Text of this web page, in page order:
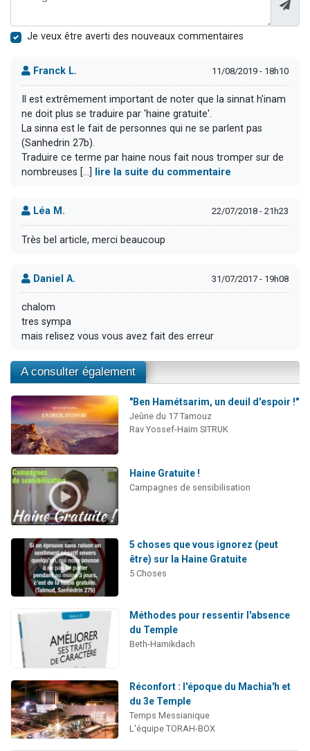
Je veux être averti des nouveaux commentaires
Franck L. 11/08/2019 - 18h10
Il est extrêmement important de noter que la sinnat h'inam
ne doit plus se traduire par 'haine gratuite'.
La sinna est le fait de personnes qui ne se parlent pas
(Sanhedrin 27b).
Traduire ce terme par haine nous fait nous tromper sur de
nombreuses [...]
lire la suite du commentaire
Léa M. 22/07/2018 - 21h23
Très bel article, merci beaucoup
Daniel A. 31/07/2017 - 19h08
chalom
tres sympa
mais relisez vous vous avez fait des erreur
A consulter également
"Ben Hamétsarim, un deuil d'espoir !"
Jeûne du 17 Tamouz
Rav Yossef-Haïm SITRUK
Haine Gratuite !
Campagnes de sensibilisation
5 choses que vous ignorez (peut
être) sur la Haine Gratuite
5 Choses
Méthodes pour ressentir l'absence
du Temple
Beth-Hamikdach
Réconfort : l'époque du Machia'h et
du 3e Temple
Temps Messianique
L'équipe TORAH-BOX